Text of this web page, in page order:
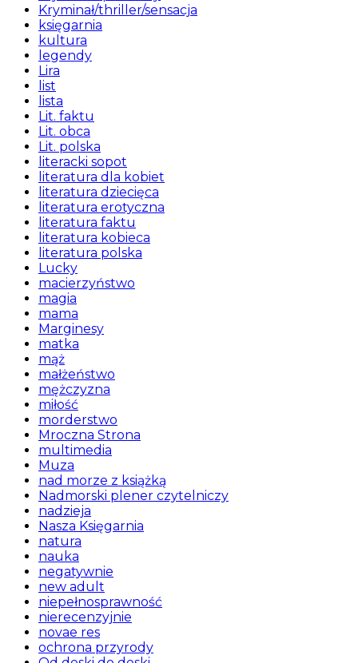
Kryminał/thriller/sensacja
księgarnia
kultura
legendy
Lira
list
lista
Lit. faktu
Lit. obca
Lit. polska
literacki sopot
literatura dla kobiet
literatura dziecięca
literatura erotyczna
literatura faktu
literatura kobieca
literatura polska
Lucky
macierzyństwo
magia
mama
Marginesy
matka
mąż
małżeństwo
mężczyzna
miłość
morderstwo
Mroczna Strona
multimedia
Muza
nad morze z książką
Nadmorski plener czytelniczy
nadzieja
Nasza Księgarnia
natura
nauka
negatywnie
new adult
niepełnosprawność
nierecenzyjnie
novae res
ochrona przyrody